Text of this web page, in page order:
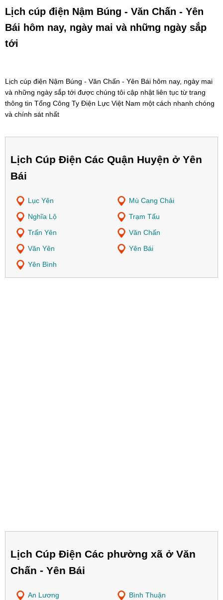
Lịch cúp điện Nậm Búng - Văn Chấn - Yên
Bái hôm nay, ngày mai và những ngày sắp
tới
Lịch cúp điện Nậm Búng - Văn Chấn - Yên Bái hôm nay, ngày mai
và những ngày sắp tới được chúng tôi cập nhật liên tục từ trang
thông tin Tổng Công Ty Điện Lực Việt Nam một cách nhanh chóng
và chính sát nhất
Lịch Cúp Điện Các Quận Huyện ở Yên
Bái
Lục Yên
Mù Cang Chải
Nghĩa Lộ
Trạm Tấu
Trấn Yên
Văn Chấn
Văn Yên
Yên Bái
Yên Bình
Lịch Cúp Điện Các phường xã ở Văn
Chấn - Yên Bái
An Lương
Bình Thuận